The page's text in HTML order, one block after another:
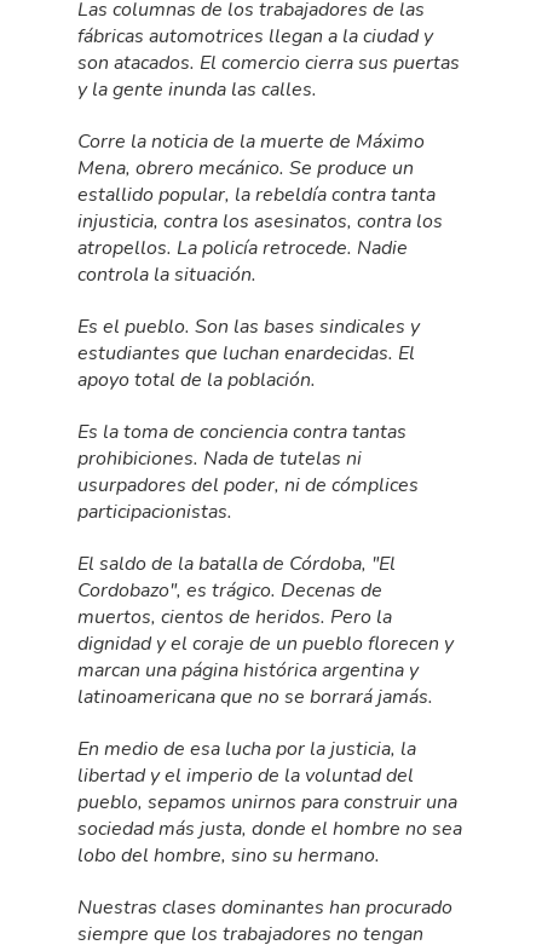
Las columnas de los trabajadores de las
fábricas automotrices llegan a la ciudad y
son atacados. El comercio cierra sus puertas
y la gente inunda las calles.
Corre la noticia de la muerte de Máximo
Mena, obrero mecánico. Se produce un
estallido popular, la rebeldía contra tanta
injusticia, contra los asesinatos, contra los
atropellos. La policía retrocede. Nadie
controla la situación.
Es el pueblo. Son las bases sindicales y
estudiantes que luchan enardecidas. El
apoyo total de la población.
Es la toma de conciencia contra tantas
prohibiciones. Nada de tutelas ni
usurpadores del poder, ni de cómplices
participacionistas.
El saldo de la batalla de Córdoba, "El
Cordobazo", es trágico. Decenas de
muertos, cientos de heridos. Pero la
dignidad y el coraje de un pueblo florecen y
marcan una página histórica argentina y
latinoamericana que no se borrará jamás.
En medio de esa lucha por la justicia, la
libertad y el imperio de la voluntad del
pueblo, sepamos unirnos para construir una
sociedad más justa, donde el hombre no sea
lobo del hombre, sino su hermano.
Nuestras clases dominantes han procurado
siempre que los trabajadores no tengan